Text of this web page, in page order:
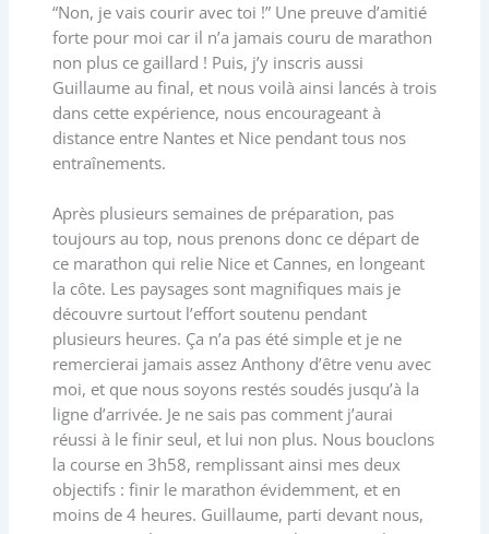
“Non, je vais courir avec toi !” Une preuve d’amitié
forte pour moi car il n’a jamais couru de marathon
non plus ce gaillard ! Puis, j’y inscris aussi
Guillaume au final, et nous voilà ainsi lancés à trois
dans cette expérience, nous encourageant à
distance entre Nantes et Nice pendant tous nos
entraînements.
Après plusieurs semaines de préparation, pas
toujours au top, nous prenons donc ce départ de
ce marathon qui relie Nice et Cannes, en longeant
la côte. Les paysages sont magnifiques mais je
découvre surtout l’effort soutenu pendant
plusieurs heures. Ça n’a pas été simple et je ne
remercierai jamais assez Anthony d’être venu avec
moi, et que nous soyons restés soudés jusqu’à la
ligne d’arrivée. Je ne sais pas comment j’aurai
réussi à le finir seul, et lui non plus. Nous bouclons
la course en 3h58, remplissant ainsi mes deux
objectifs : finir le marathon évidemment, et en
moins de 4 heures. Guillaume, parti devant nous,